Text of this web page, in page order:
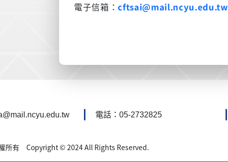
電子信箱：cftsai@mail.ncyu.edu.tw
電話：05-2732825
所有 Copyright © 2024 All Rights Reserved.